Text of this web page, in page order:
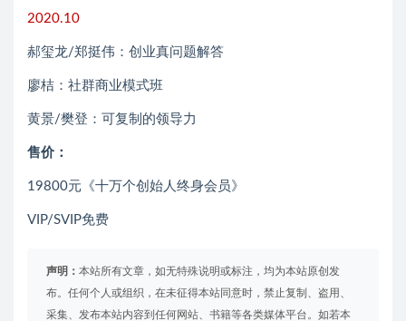
2020.10
郝玺龙/郑挺伟：创业真问题解答
廖桔：社群商业模式班
黄景/樊登：可复制的领导力
售价：
19800元《十万个创始人终身会员》
VIP/SVIP免费
声明： 本站所有文章，如无特殊说明或标注，均为本站原创发
布。任何个人或组织，在未征得本站同意时，禁止复制、盗用、
采集、发布本站内容到任何网站、书籍等各类媒体平台。如若本